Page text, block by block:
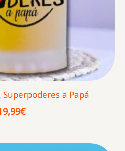
Superpoderes a Papá
€